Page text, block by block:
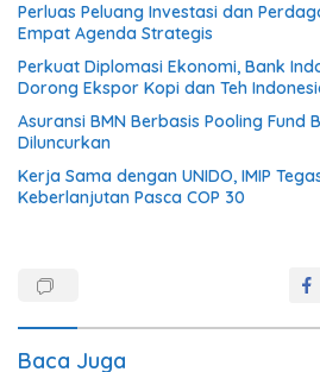
Perluas Peluang Investasi dan
Empat Agenda Strategis
Perkuat Diplomasi Ekonomi, Bank
Dorong Ekspor Kopi dan Teh
Asuransi BMN Berbasis Pooling Fund
Diluncurkan
Kerja Sama dengan UNIDO, IMIP
Keberlanjutan Pasca COP 30
Baca Juga